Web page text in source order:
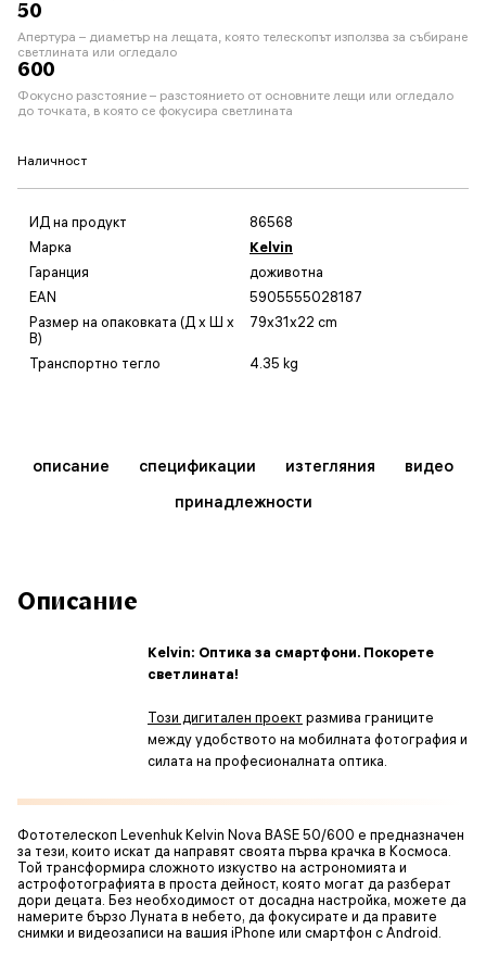
50
Апертура – диаметър на лещата, която телескопът използва за събиране
светлината или огледало
600
Фокусно разстояние – разстоянието от основните лещи или огледало
до точката, в която се фокусира светлината
Наличност
ИД на продукт
86568
Марка
Kelvin
Гаранция
доживотна
EAN
5905555028187
Размер на опаковката (Д x Ш x
В)
79x31x22 cm
Транспортно тегло 4.35 kg
описание спецификации изтегляния
видео
принадлежности
Описание
Kelvin: Оптика за смартфони. Покорете
светлината!
Този дигитален проект размива границите
между удобството на мобилната фотография и
силата на професионалната оптика.
Фототелескоп Levenhuk Kelvin Nova BASE 50/600 е предназначен
за тези, които искат да направят своята първа крачка в Космоса.
Той трансформира сложното изкуство на астрономията и
астрофотографията в проста дейност, която могат да разберат
дори децата. Без необходимост от досадна настройка, можете да
намерите бързо Луната в небето, да фокусирате и да правите
снимки и видеозаписи на вашия iPhone или смартфон с Android.